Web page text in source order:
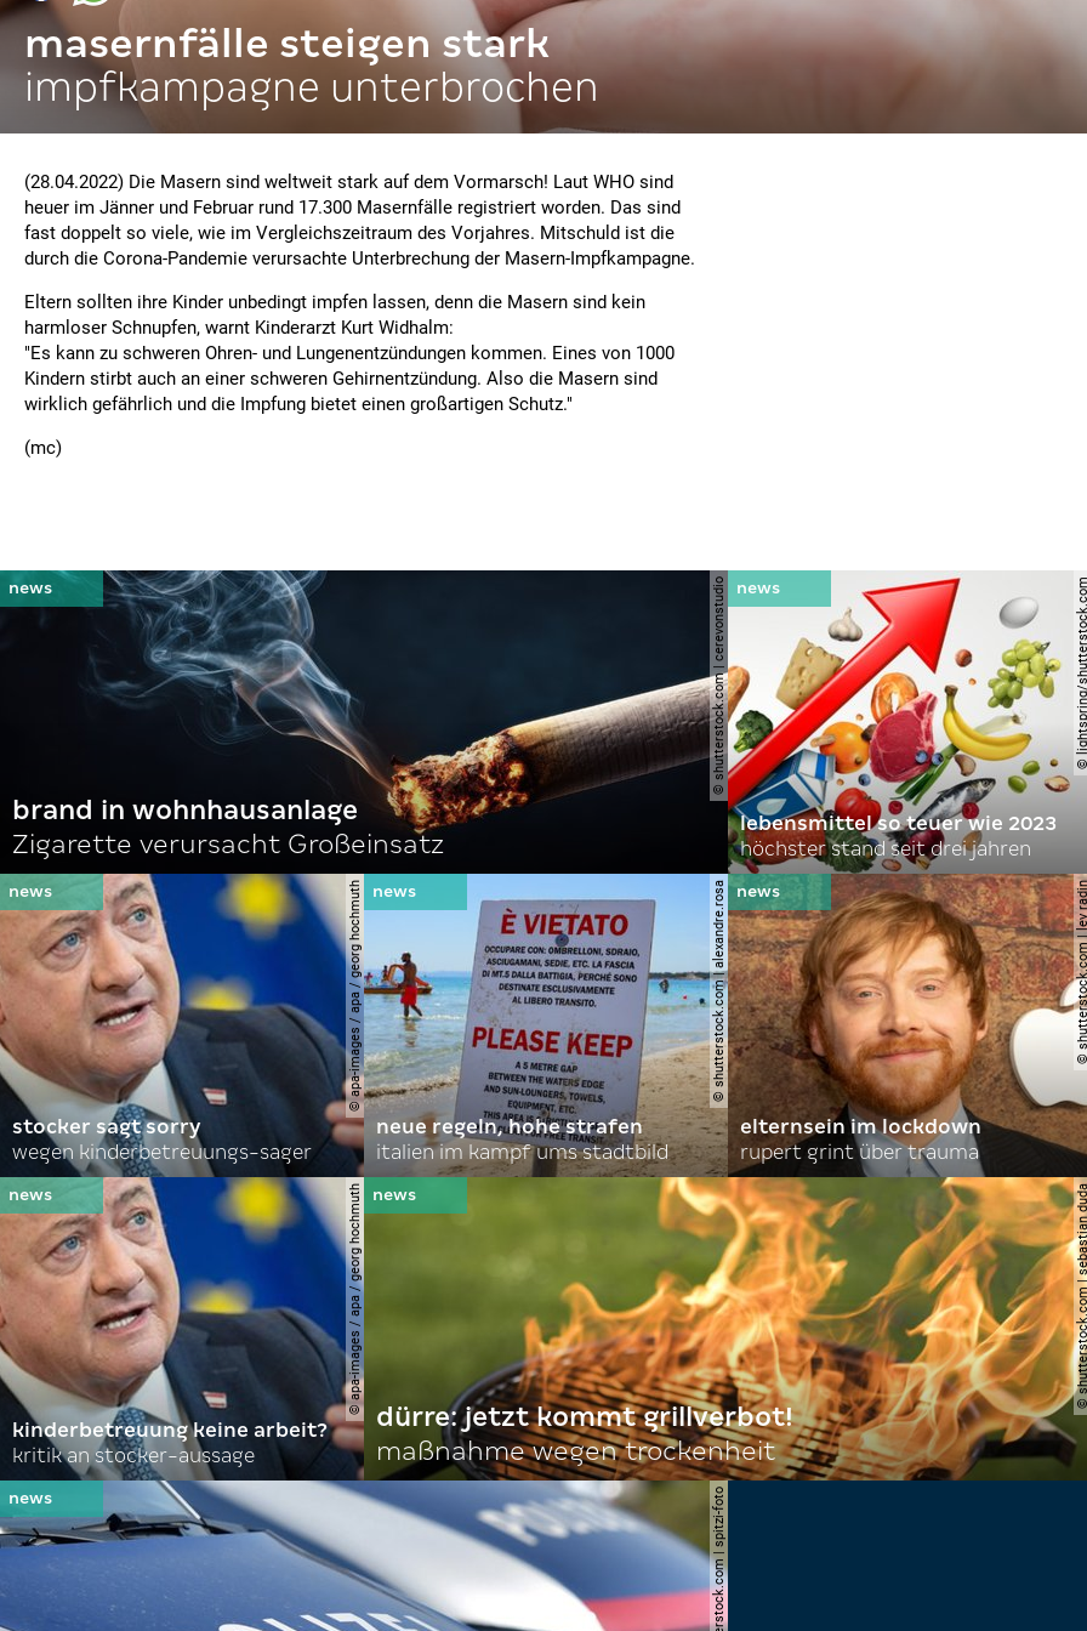
masernfälle steigen stark
impfkampagne unterbrochen
(28.04.2022) Die Masern sind weltweit stark auf dem Vormarsch! Laut WHO sind
heuer im Jänner und Februar rund 17.300 Masernfälle registriert worden. Das sind
fast doppelt so viele, wie im Vergleichszeitraum des Vorjahres. Mitschuld ist die
durch die Corona-Pandemie verursachte Unterbrechung der Masern-Impfkampagne.
Eltern sollten ihre Kinder unbedingt impfen lassen, denn die Masern sind kein
harmloser Schnupfen, warnt Kinderarzt Kurt Widhalm:
"Es kann zu schweren Ohren- und Lungenentzündungen kommen. Eines von 1000
Kindern stirbt auch an einer schweren Gehirnentzündung. Also die Masern sind
wirklich gefährlich und die Impfung bietet einen großartigen Schutz."
(mc)
© shutterstock.com | cerevonstudio
brand in wohnhausanlage
Zigarette verursacht Großeinsatz
© lightspring/
lebensmittel so teuer wie 2023
höchster stand seit drei jahren
© apa-images / apa / georg hochmuth
stocker sagt sorry
wegen kinderbetreuungs-sager
© shutterstock.com | alexandre.rosa
neue regeln, hohe strafen
italien im kampf ums stadtbild
©
elternsein im lockdown
rupert grint über trauma
© apa-images / apa / georg hochmuth
kinderbetreuung keine arbeit?
kritik an stocker-aussage
©
dürre: jetzt kommt grillverbot!
maßnahme wegen trockenheit
© shutterstock.com | spitzi-foto